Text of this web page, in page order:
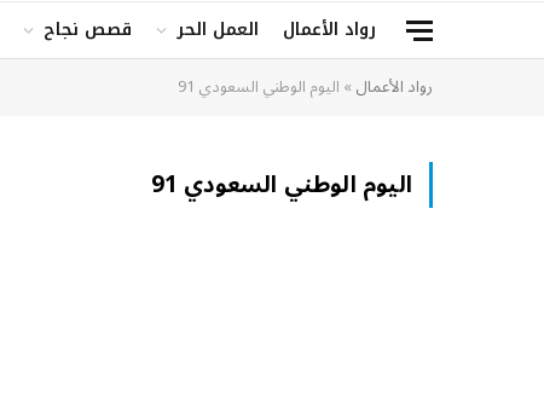
رواد الأعمال العمل الحر قصص نجاح
رواد الأعمال»اليوم الوطني السعودي 91
اليوم الوطني السعودي 91